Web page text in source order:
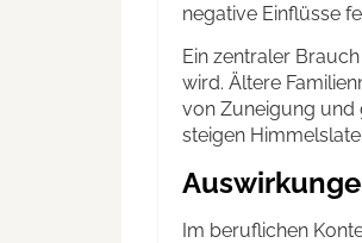
negative Einflüsse
Ein zentraler
wird. Ältere
von Zuneigung und
steigen
Im beruflichen